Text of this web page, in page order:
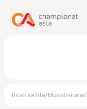
Bosh sahifa/Musobaqalar/